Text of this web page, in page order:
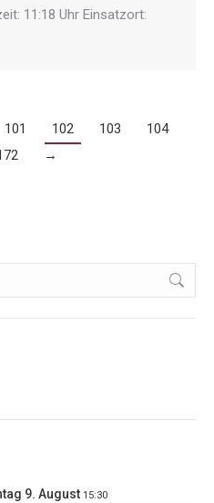
11:18 Uhr Einsatzort:
101 102 103
104
→
9. August 15:30